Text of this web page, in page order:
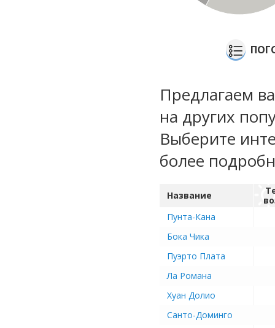
Предлагаем
на других
Выберите
более
Название
Пунта-Кана
Бока Чика
Пуэрто Плата
Ла Романа
Хуан Долио
Санто-Доминго